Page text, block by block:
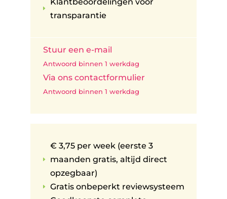
E
transparantie
Stuur een e-mail
Antwoord binnen 1 werkdag
Via ons contactformulier
Antwoord binnen 1 werkdag
E
€ 3,75 per week (eerste 3
maanden gratis, altijd direct
opzegbaar)
E
Gratis onbeperkt reviewsysteem